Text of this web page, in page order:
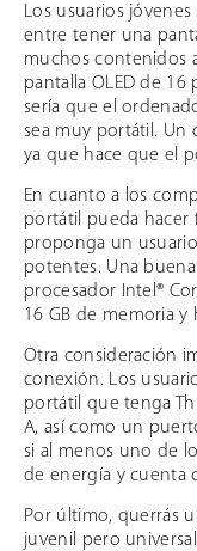
Los usuarios
entre tener una
muchos contenidos
pantalla OLED de
sería que el
sea muy portátil. Un
ya que hace que el
En cuanto a los
portátil pueda hacer
proponga un
potentes. Una
procesador Intel®
16 GB de memoria y
Otra consideración
conexión. Los
portátil que tenga
A, así como un
si al menos uno de
de energía y cuenta
Por último, querrás
juvenil pero